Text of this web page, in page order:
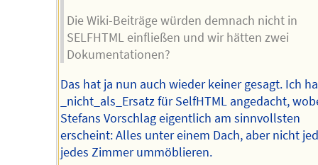
Die Wiki-Beiträge würden demnach nicht in
SELFHTML einfließen und wir hätten zwei
Dokumentationen?
Das hat ja nun auch wieder keiner gesagt. Ich
_nicht_als_Ersatz für SelfHTML angedacht,
Stefans Vorschlag eigentlich am sinnvollsten
erscheint: Alles unter einem Dach, aber nicht
jedes Zimmer ummöblieren.